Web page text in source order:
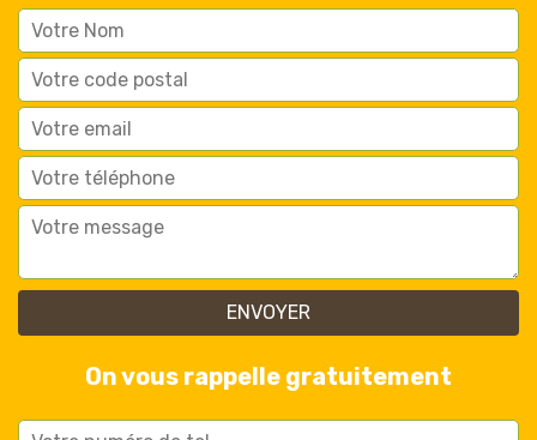
On vous rappelle gratuitement